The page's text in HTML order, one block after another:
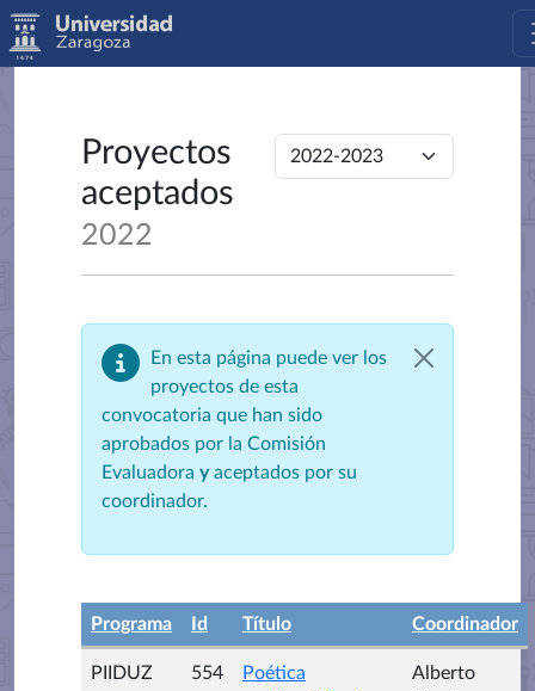
Proyectos
aceptados
2022
En esta página puede ver los
proyectos de esta
convocatoria que han sido
aprobados por la Comisión
Evaluadora yaceptados por su
coordinador.
Programa Id Título Coordinador
PIIDUZ 554
Poética
Alberto